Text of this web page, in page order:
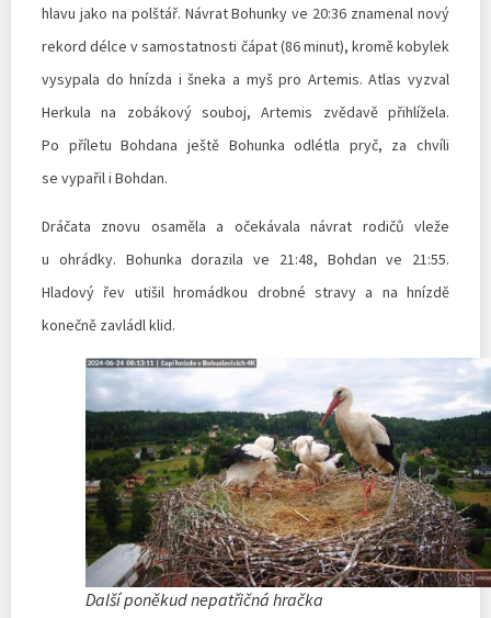
hlavu jako na polštář. Návrat Bohunky ve 20:36 znamenal nový
rekord délce v samostatnosti čápat (86 minut), kromě kobylek
vysypala do hnízda i šneka a myš pro Artemis. Atlas vyzval
Herkula na zobákový souboj, Artemis zvědavě přihlížela.
Po příletu Bohdana ještě Bohunka odlétla pryč, za chvíli
se vypařil i Bohdan.
Dráčata znovu osaměla a očekávala návrat rodičů vleže
u ohrádky. Bohunka dorazila ve 21:48, Bohdan ve 21:55.
Hladový řev utišil hromádkou drobné stravy a na hnízdě
konečně zavládl klid.
Další poněkud nepatřičná hračka